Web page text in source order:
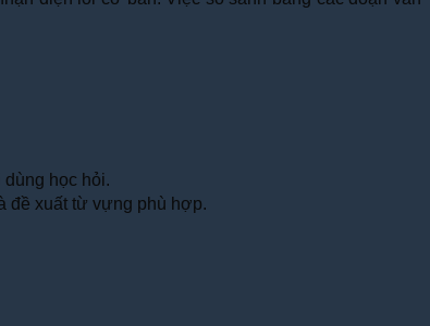
học hỏi.
đề xuất từ vựng phù hợp.